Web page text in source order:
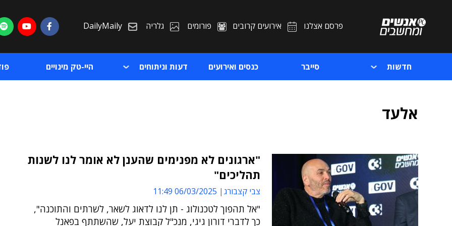
פרסם אצלנו אירועים קרובים פורומים גלריה DailyMaily
חדשות סייבר כנסים ואירועים דעות וניתוחים היי-טק מינויים
אלעד
"ארגונים לא מפנימים שהענן לא אומר לנו לשנות
תהליכים"
צבי קצבורג 06/03/2025 11:49
"אל תהפוך לטכנולוג - תן לנו לדאוג לשאר, לשרתים והתוכנה",
כך לדברי דורון גיגי, מנכ"ל קבוצת יעל, שהשתתף בפאנל